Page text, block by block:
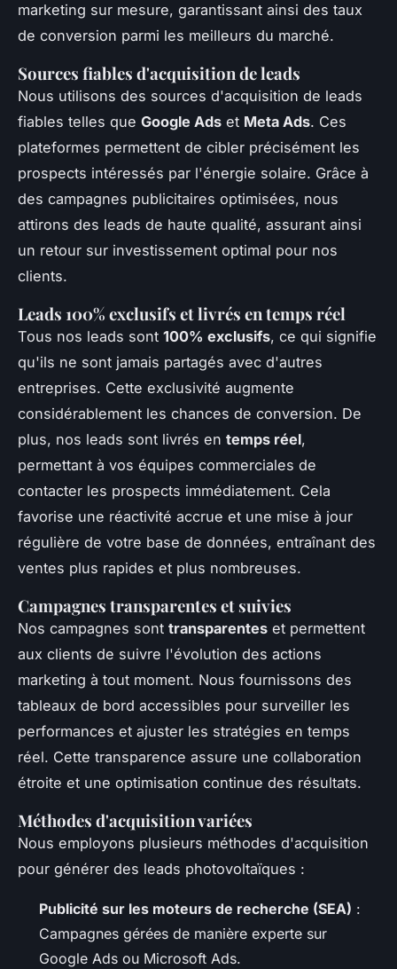
marketing sur mesure, garantissant ainsi des taux
de conversion parmi les meilleurs du marché.
Sources fiables d'acquisition de leads
Nous utilisons des sources d'acquisition de leads
fiables telles que Google Ads et Meta Ads. Ces
plateformes permettent de cibler précisément les
prospects intéressés par l'énergie solaire. Grâce à
des campagnes publicitaires optimisées, nous
attirons des leads de haute qualité, assurant ainsi
un retour sur investissement optimal pour nos
clients.
Leads 100% exclusifs et livrés en temps réel
Tous nos leads sont 100% exclusifs, ce qui signifie
qu'ils ne sont jamais partagés avec d'autres
entreprises. Cette exclusivité augmente
considérablement les chances de conversion. De
plus, nos leads sont livrés en temps réel,
permettant à vos équipes commerciales de
contacter les prospects immédiatement. Cela
favorise une réactivité accrue et une mise à jour
régulière de votre base de données, entraînant des
ventes plus rapides et plus nombreuses.
Campagnes transparentes et suivies
Nos campagnes sont transparentes et permettent
aux clients de suivre l'évolution des actions
marketing à tout moment. Nous fournissons des
tableaux de bord accessibles pour surveiller les
performances et ajuster les stratégies en temps
réel. Cette transparence assure une collaboration
étroite et une optimisation continue des résultats.
Méthodes d'acquisition variées
Nous employons plusieurs méthodes d'acquisition
pour générer des leads photovoltaïques :
Publicité sur les moteurs de recherche (SEA) :
Campagnes gérées de manière experte sur
Google Ads ou Microsoft Ads.